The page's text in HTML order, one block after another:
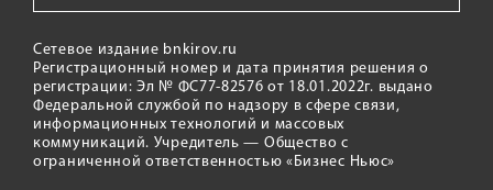
Сетевое издание bnkirov.ru
Регистрационный номер и дата принятия решения о
регистрации: Эл № ФС77-82576 от 18.01.2022г. выдано
Федеральной службой по надзору в сфере связи,
информационных технологий и массовых
коммуникаций. Учредитель — Общество с
ограниченной ответственностью «Бизнес Ньюс»